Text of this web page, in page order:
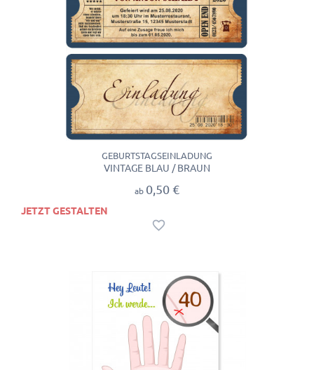
GEBURTSTAGSEINLADUNG
VINTAGE BLAU / BRAUN
ab 0,50 €
JETZT GESTALTEN